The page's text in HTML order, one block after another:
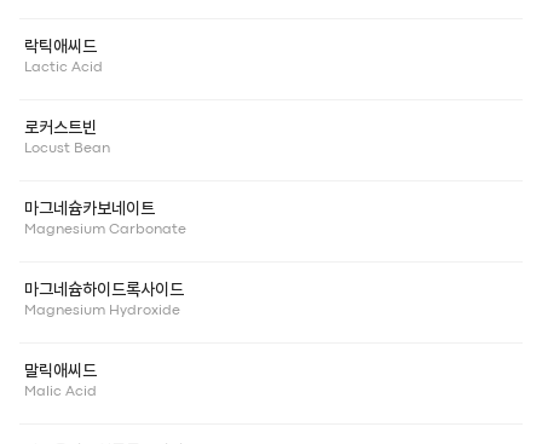
락틱애씨드
Lactic Acid
로커스트빈
Locust Bean
마그네슘카보네이트
Magnesium Carbonate
마그네슘하이드록사이드
Magnesium Hydroxide
말릭애씨드
Malic Acid